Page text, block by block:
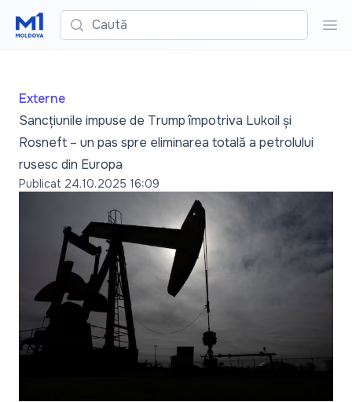
Caută
Externe
Sancțiunile impuse de Trump împotriva Lukoil și
Rosneft – un pas spre eliminarea totală a petrolului
rusesc din Europa
Publicat 24.10.2025 16:09